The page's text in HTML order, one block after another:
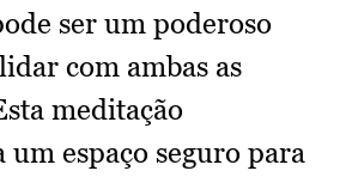
ser um poderoso
com ambas as
meditação
espaço seguro para